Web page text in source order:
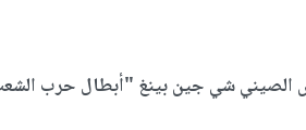
الصيني شي جين بينغ "أبطال حرب